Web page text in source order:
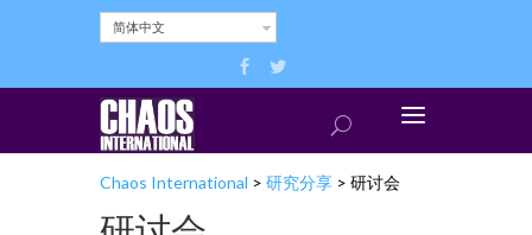
简体中文
Chaos International > 研究分享 > 研讨会